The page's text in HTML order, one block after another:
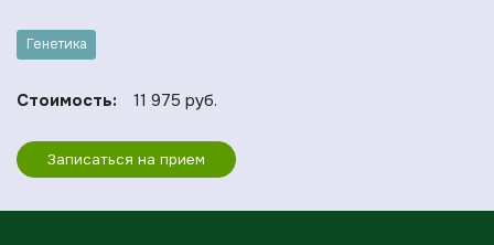
Генетика
Стоимость: 11 975 руб.
Записаться на прием